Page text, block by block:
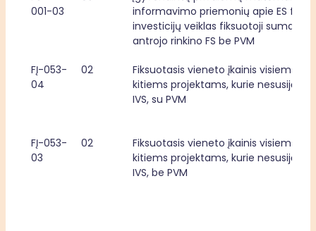
001-03
informavimo priemonių apie ES
investicijų veiklas fiksuotoji suma,
antrojo rinkino FS be PVM
FĮ-053-
04
02
Fiksuotasis vieneto įkainis visiems
kitiems projektams, kurie nesusiję su
IVS, su PVM
FĮ-053-
03
02
Fiksuotasis vieneto įkainis visiems
kitiems projektams, kurie nesusiję su
IVS, be PVM